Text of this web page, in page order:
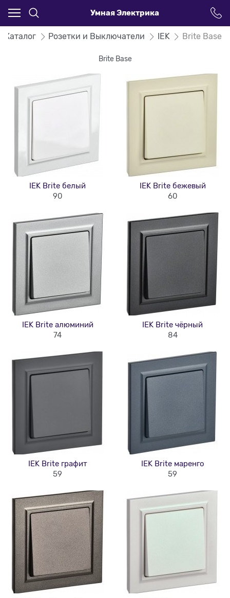
Умная Электрика
Каталог Розетки и Выключатели IEK Brite Base
Brite Base
IEK Brite белый
90
IEK Brite бежевый
60
IEK Brite алюминий
74
IEK Brite чёрный
84
IEK Brite графит
59
IEK Brite маренго
59